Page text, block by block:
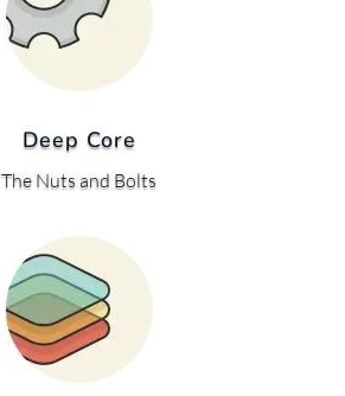
Deep Core
The Nuts and Bolts